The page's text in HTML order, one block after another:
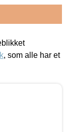
, som alle har et